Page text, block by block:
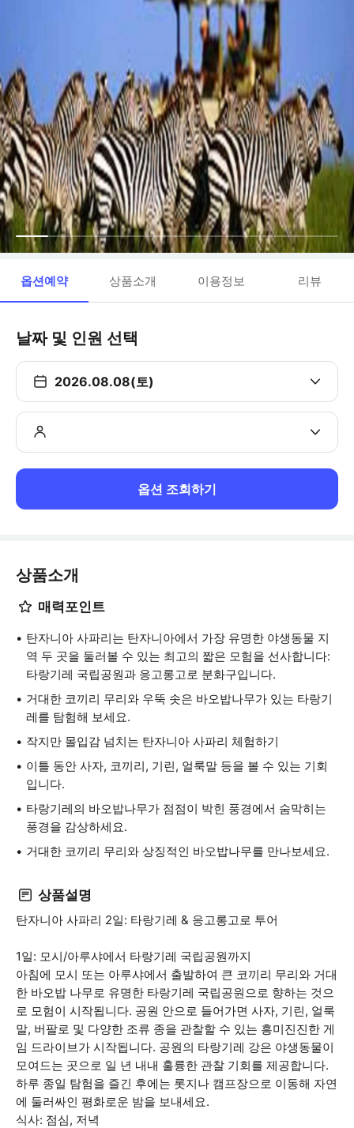
옵션예약 상품소개 이용정보 리뷰
날짜 및 인원 선택
2026.08.08(토)
옵션 조회하기
상품소개
매력포인트
탄자니아 사파리는 탄자니아에서 가장 유명한 야생동물 지
역 두 곳을 둘러볼 수 있는 최고의 짧은 모험을 선사합니다:
타랑기레 국립공원과 응고롱고로 분화구입니다.
거대한 코끼리 무리와 우뚝 솟은 바오밥나무가 있는 타랑기
레를 탐험해 보세요.
작지만 몰입감 넘치는 탄자니아 사파리 체험하기
이틀 동안 사자, 코끼리, 기린, 얼룩말 등을 볼 수 있는 기회
입니다.
타랑기레의 바오밥나무가 점점이 박힌 풍경에서 숨막히는
풍경을 감상하세요.
거대한 코끼리 무리와 상징적인 바오밥나무를 만나보세요.
상품설명
탄자니아 사파리 2일: 타랑기레 & 응고롱고로 투어
1일: 모시/아루샤에서 타랑기레 국립공원까지
아침에 모시 또는 아루샤에서 출발하여 큰 코끼리 무리와 거대
한 바오밥 나무로 유명한 타랑기레 국립공원으로 향하는 것으
로 모험이 시작됩니다. 공원 안으로 들어가면 사자, 기린, 얼룩
말, 버팔로 및 다양한 조류 종을 관찰할 수 있는 흥미진진한 게
임 드라이브가 시작됩니다. 공원의 타랑기레 강은 야생동물이
모여드는 곳으로 일 년 내내 훌륭한 관찰 기회를 제공합니다.
하루 종일 탐험을 즐긴 후에는 롯지나 캠프장으로 이동해 자연
에 둘러싸인 평화로운 밤을 보내세요.
식사: 점심, 저녁